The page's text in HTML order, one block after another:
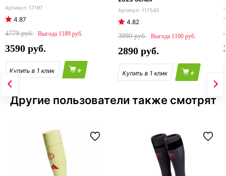
17197
4.87
4779
1189
3590
+
117543
4.82
3990
1100
2890
+
Другие пользователи также смотрят